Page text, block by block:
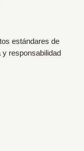
estándares de
responsabilidad